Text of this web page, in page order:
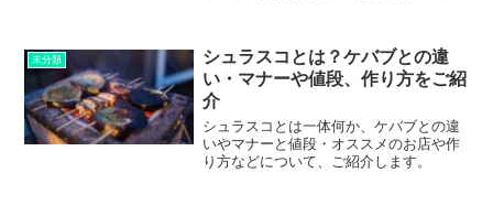
未分類
シュラスコとは？ケバブとの違
い・マナーや値段、作り方をご紹
介
シュラスコとは一体何か、ケバブとの違
いやマナーと値段・オススメのお店や作
り方などについて、ご紹介します。